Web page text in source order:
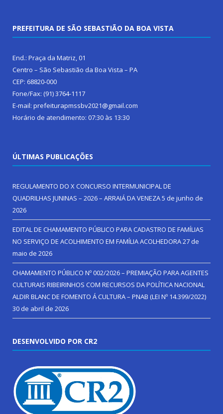
PREFEITURA DE SÃO SEBASTIÃO DA BOA VISTA
End.: Praça da Matriz, 01
Centro – São Sebastião da Boa Vista – PA
CEP: 68820-000
Fone/Fax: (91) 3764-1117
E-mail: prefeiturapmssbv2021@gmail.com
Horário de atendimento: 07:30 às 13:30
ÚLTIMAS PUBLICAÇÕES
REGULAMENTO DO X CONCURSO INTERMUNICIPAL DE
QUADRILHAS JUNINAS – 2026 – ARRAIÁ DA VENEZA5 de junho de
2026
EDITAL DE CHAMAMENTO PÚBLICO PARA CADASTRO DE FAMÍLIAS
NO SERVIÇO DE ACOLHIMENTO EM FAMÍLIA ACOLHEDORA27 de
maio de 2026
CHAMAMENTO PÚBLICO Nº 002/2026 – PREMIAÇÃO PARA AGENTES
CULTURAIS RIBEIRINHOS COM RECURSOS DA POLÍTICA NACIONAL
ALDIR BLANC DE FOMENTO Á CULTURA – PNAB (LEI Nº 14.399/2022)
30 de abril de 2026
DESENVOLVIDO POR CR2